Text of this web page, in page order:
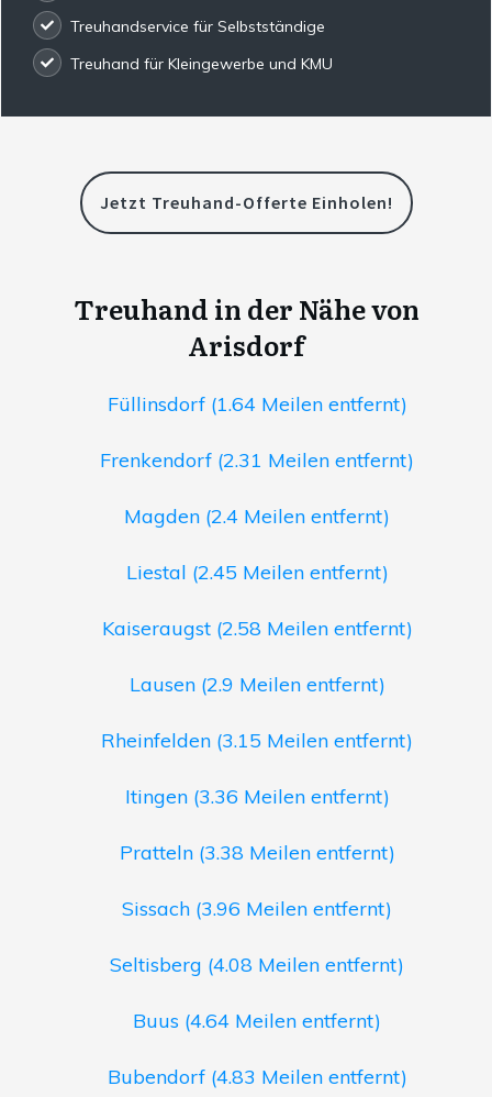
Treuhandservice für Selbstständige
Treuhand für Kleingewerbe und KMU
Jetzt Treuhand-Offerte Einholen!
Treuhand in der Nähe von
Arisdorf
Füllinsdorf (1.64 Meilen entfernt)
Frenkendorf (2.31 Meilen entfernt)
Magden (2.4 Meilen entfernt)
Liestal (2.45 Meilen entfernt)
Kaiseraugst (2.58 Meilen entfernt)
Lausen (2.9 Meilen entfernt)
Rheinfelden (3.15 Meilen entfernt)
Itingen (3.36 Meilen entfernt)
Pratteln (3.38 Meilen entfernt)
Sissach (3.96 Meilen entfernt)
Seltisberg (4.08 Meilen entfernt)
Buus (4.64 Meilen entfernt)
Bubendorf (4.83 Meilen entfernt)